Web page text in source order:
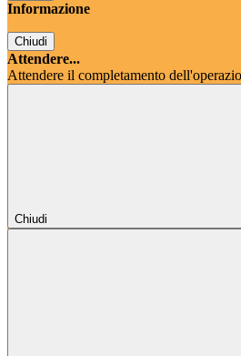
Informazione
Chiudi
Attendere...
Attendere il completamento
Chiudi